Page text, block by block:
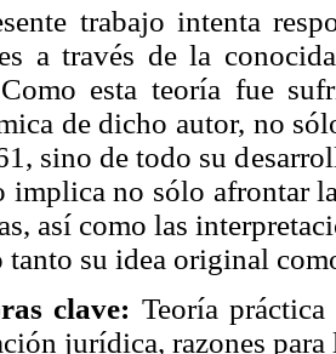
trabajo intenta
a través de la
esta teoría fue
de dicho autor, no
sino de todo su
implica no sólo afrontar
así como las
tanto su idea original
clave: Teoría
jurídica, razones